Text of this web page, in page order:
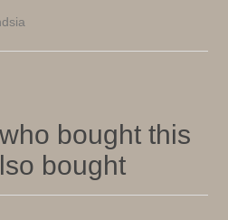
bought this
bought